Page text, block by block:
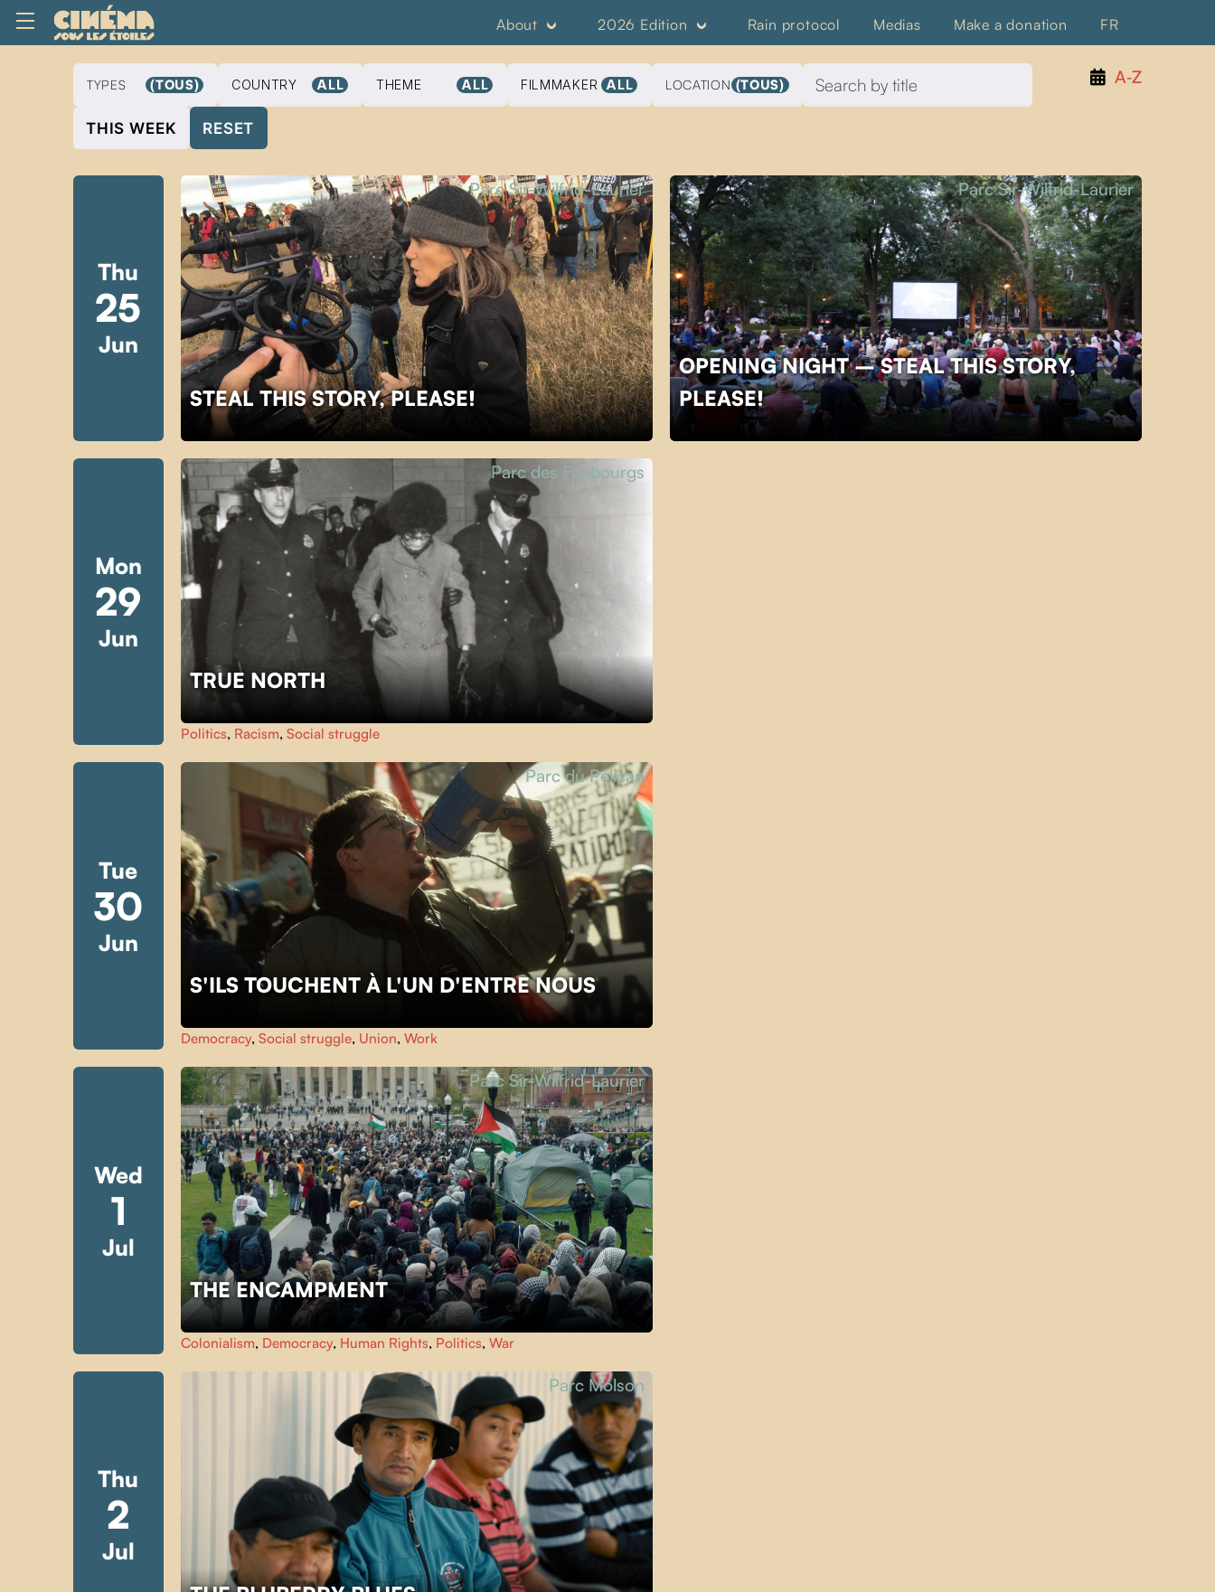
About 2026 Edition Rain protocol Medias Make a donation FR
A‑Z
TYPES (TOUS) COUNTRY ALL THEME ALL FILMMAKER ALL LOCATION (TOUS)
THIS WEEK RESET
Thu
25
Jun
STEAL THIS STORY, PLEASE!
Parc Sir-Wilfrid-Laurier
OPENING NIGHT – STEAL THIS STORY,
PLEASE!
Parc Sir-Wilfrid-Laurier
Mon
29
Jun
TRUE NORTH
Parc des Faubourgs
Politics, Racism, Social struggle
Tue
30
Jun
S'ILS TOUCHENT À L'UN D'ENTRE NOUS
Parc du Pélican
Democracy, Social struggle, Union, Work
Wed
1
Jul
THE ENCAMPMENT
Parc Sir-Wilfrid-Laurier
Colonialism, Democracy, Human Rights, Politics, War
Thu
2
Jul
Parc Molson